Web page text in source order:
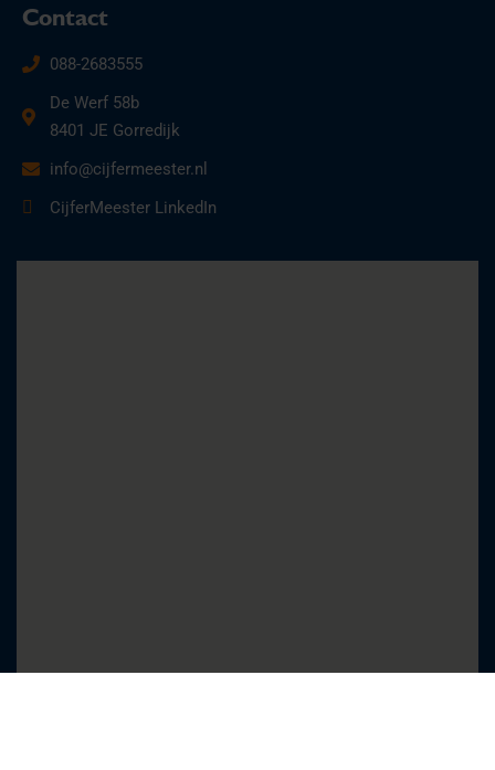
Contact
088-2683555
De Werf 58b
8401 JE Gorredijk
info@cijfermeester.nl
CijferMeester LinkedIn